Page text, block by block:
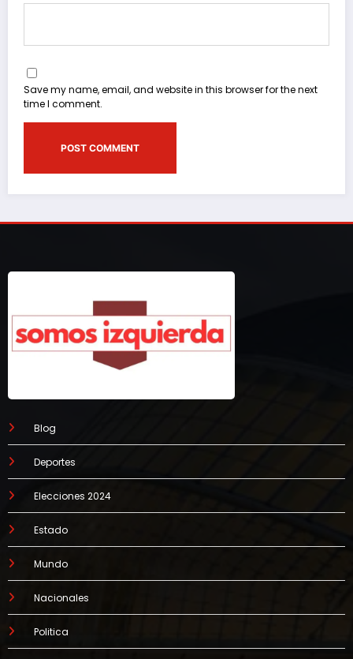
Save my name, email, and website in this browser for the next
time I comment.
Blog
Deportes
Elecciones 2024
Estado
Mundo
Nacionales
Politica